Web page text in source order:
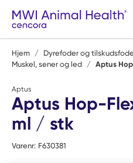
Spring til hovedindhold
Hjem / Dyrefoder og
Muskel, sener og led / Aptus
Aptus
Aptus Hop-
ml / stk
Varenr: F630381